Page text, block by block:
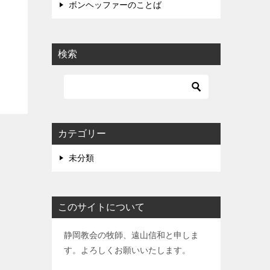
ボンヘッファーのことば
検索
カテゴリー
未分類
このサイトについて
静岡教会の牧師、遠山信和と申しま
す。よろしくお願いいたします。